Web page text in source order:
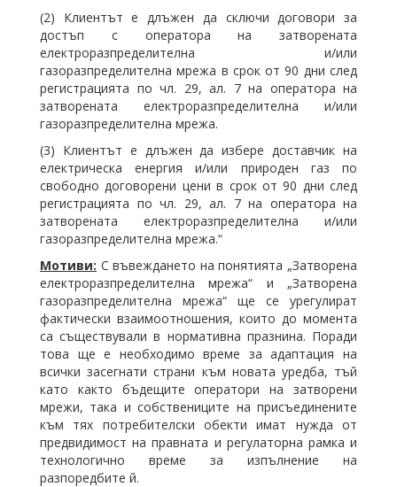
(2) Клиентът е длъжен да сключи договори за
достъп с оператора на затворената
електроразпределителна и/или
газоразпределителна мрежа в срок от 90 дни след
регистрацията по чл. 29, ал. 7 на оператора на
затворената електроразпределителна и/или
газоразпределителна мрежа.
(3) Клиентът е длъжен да избере доставчик на
електрическа енергия и/или природен газ по
свободно договорени цени в срок от 90 дни след
регистрацията по чл. 29, ал. 7 на оператора на
затворената електроразпределителна и/или
газоразпределителна мрежа.“
Мотиви: С въвеждането на понятията „Затворена
електроразпределителна мрежа“ и „Затворена
газоразпределителна мрежа“ ще се урегулират
фактически взаимоотношения, които до момента
са съществували в нормативна празнина. Поради
това ще е необходимо време за адаптация на
всички засегнати страни към новата уредба, тъй
като както бъдещите оператори на затворени
мрежи, така и собствениците на присъединените
към тях потребителски обекти имат нужда от
предвидимост на правната и регулаторна рамка и
технологично време за изпълнение на
разпоредбите й.